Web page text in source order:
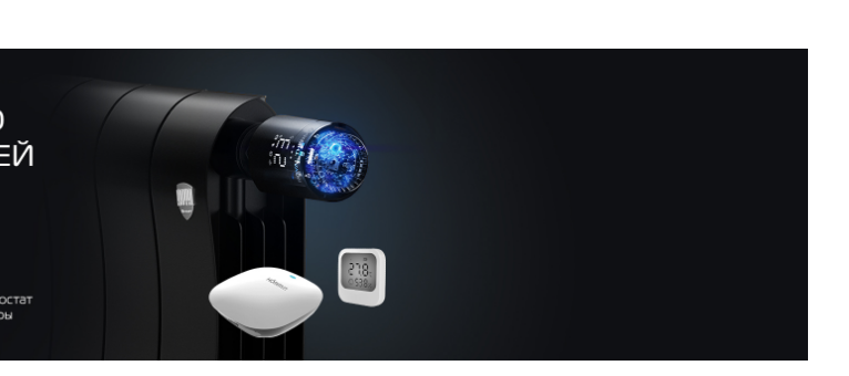
инновационного недеградирующего полимера. Такой
воздействию ультрафиолета.
Высота ламели решетки – 200 мм, на 33% больше, чем у
аналогов, и обеспечивает высокую прочность: решетка
выдерживает шаговую нагрузку до 250 кг на ширине 200мм.
Решетка полностью ремонтопригодна: любую отдельную
ламель можно вытащить из фиксаторов и заменить на новую,
а анодирование алюминия обеспечивает долгий срок
эксплуатации.